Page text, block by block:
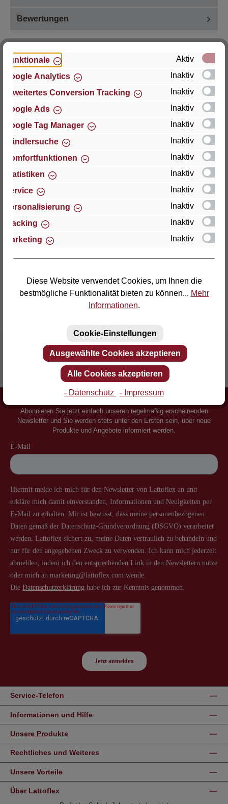
Bewertungen
Hersteller
Für Fragen zu Produkt, Produktsicherheit oder
technische Unterstützung wenden Sie sich bitte an:
Thomas GmbH + Co. Sitz- und Liegemöbel KG
"Lattoflex"
D-27432 Bremervörde
Telefon: (04761) 979-0
E-Mail: info@lattoflex.com
Erfinder des Lattenrostes Mehr als 60 Jahre Erfahrung
Abonnieren Sie jetzt einfach unseren regelmäßig erscheinenden
Newsletter und Sie werden stets unter den Ersten sein, über neue
Produkte und Angebote informiert werden.
Service-Telefon
Informationen und Hilfe
Unsere Produkte
Rechtliches und Weiteres
Unsere Vorteile
Über Lattoflex
Funktionale
Aktiv
Google Analytics
Inaktiv
Erweitertes Conversion Tracking
Inaktiv
Google Ads
Inaktiv
Google Tag Manager
Inaktiv
Händlersuche
Inaktiv
Komfortfunktionen
Inaktiv
Statistiken
Inaktiv
Service
Inaktiv
Personalisierung
Inaktiv
Tracking
Inaktiv
Marketing
Inaktiv
Diese Website verwendet Cookies, um Ihnen die
bestmögliche Funktionalität bieten zu können... Mehr
Informationen.
Cookie-Einstellungen
Ausgewählte Cookies akzeptieren
Alle Cookies akzeptieren
- Datenschutz - Impressum